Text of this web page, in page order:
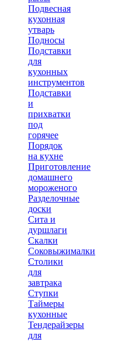
Подвесная
кухонная
утварь
Подносы
Подставки
для
кухонных
инструментов
Подставки
и
прихватки
под
горячее
Порядок
на кухне
Приготовление
домашнего
мороженого
Разделочные
доски
Сита и
дуршлаги
Скалки
Соковыжималки
Столики
для
завтрака
Ступки
Таймеры
кухонные
Тендерайзеры
для